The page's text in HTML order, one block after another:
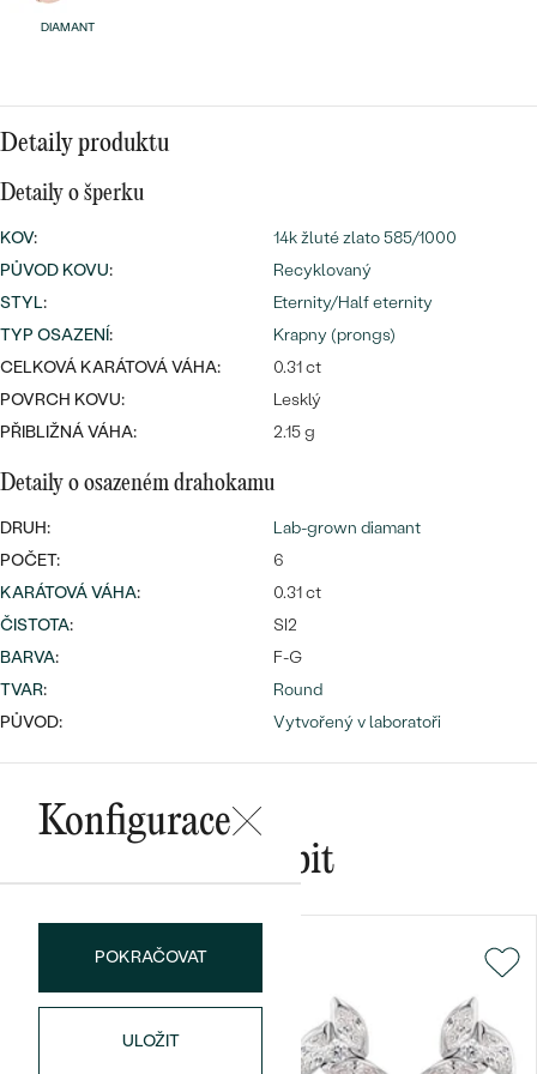
Wave kolekce
PROHLÉDNOUT
PODLE TVARU KAMENE
NA MÍRU
DIAMANTY
Bestsellery
PROHLÉDNOUT
přívěsky
OBJEVIT
Nejprodávanější
prsteny
DIAMANT
Detaily produktu
Detaily o šperku
KOV:
14k žluté zlato 585/1000
PŮVOD KOVU:
Recyklovaný
STYL:
Eternity/Half eternity
TYP OSAZENÍ:
Krapny (prongs)
CELKOVÁ KARÁTOVÁ VÁHA:
0.31 ct
POVRCH KOVU:
Lesklý
PŘIBLIŽNÁ VÁHA:
2.15 g
Detaily o osazeném drahokamu
DRUH:
Lab-grown diamant
POČET:
6
KARÁTOVÁ VÁHA:
0.31 ct
ČISTOTA:
SI2
BARVA:
F-G
TVAR:
Round
PŮVOD:
Vytvořený v laboratoři
Konfigurace
POKRAČOVAT
ULOŽIT
Mohlo by se vám líbit